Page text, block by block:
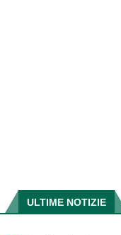
ULTIME NOTIZIE